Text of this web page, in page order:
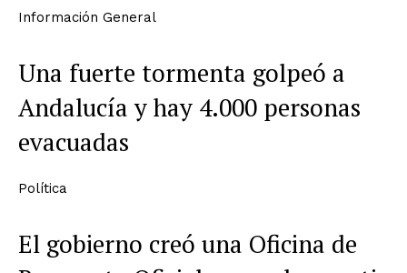
Información General
Una fuerte tormenta golpeó a
Andalucía y hay 4.000 personas
evacuadas
Política
El gobierno creó una Oficina de